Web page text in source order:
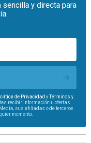
y directa para
de Privacidad yTérminos y
recibir información u ofertas
sus afiliadas o de terceros.
momento.